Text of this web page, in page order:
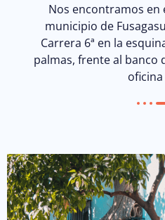
Nos encontramos en
municipio de
Carrera 6ª en la
palmas, frente al banco
oficina